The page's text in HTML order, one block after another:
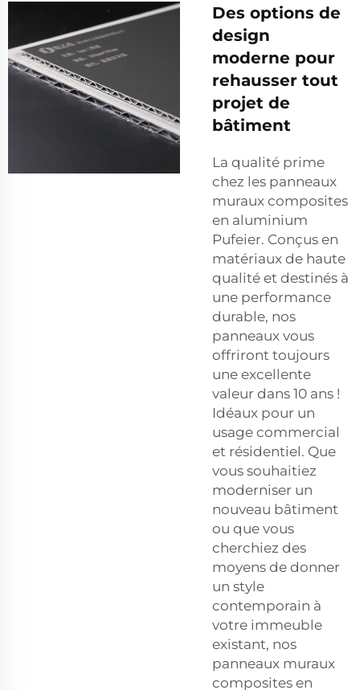
Des options de
design
moderne pour
rehausser tout
projet de
bâtiment
La qualité prime
chez les panneaux
muraux composites
en aluminium
Pufeier. Conçus en
matériaux de haute
qualité et destinés à
une performance
durable, nos
panneaux vous
offriront toujours
une excellente
valeur dans 10 ans !
Idéaux pour un
usage commercial
et résidentiel. Que
vous souhaitiez
moderniser un
nouveau bâtiment
ou que vous
cherchiez des
moyens de donner
un style
contemporain à
votre immeuble
existant, nos
panneaux muraux
composites en